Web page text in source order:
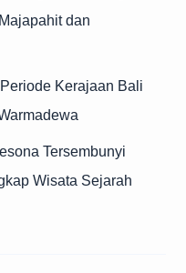
dan
Kerajaan Bali
Tersembunyi
Wisata Sejarah